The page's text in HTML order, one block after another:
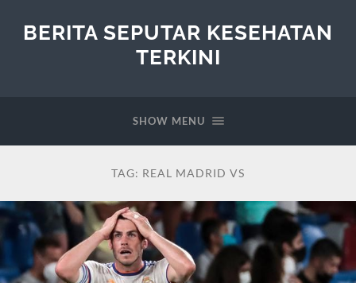
BERITA SEPUTAR KESEHATAN
TERKINI
SHOW MENU
TAG: REAL MADRID VS